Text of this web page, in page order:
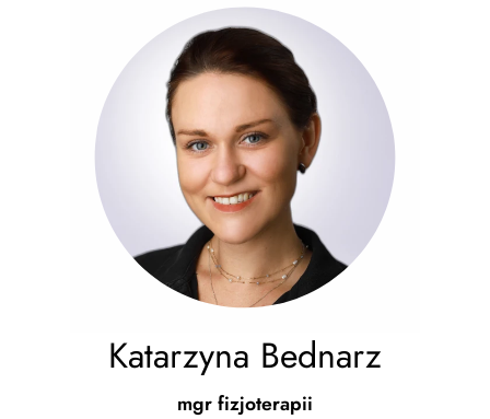
Katarzyna Bednarz
mgr fizjoterapii